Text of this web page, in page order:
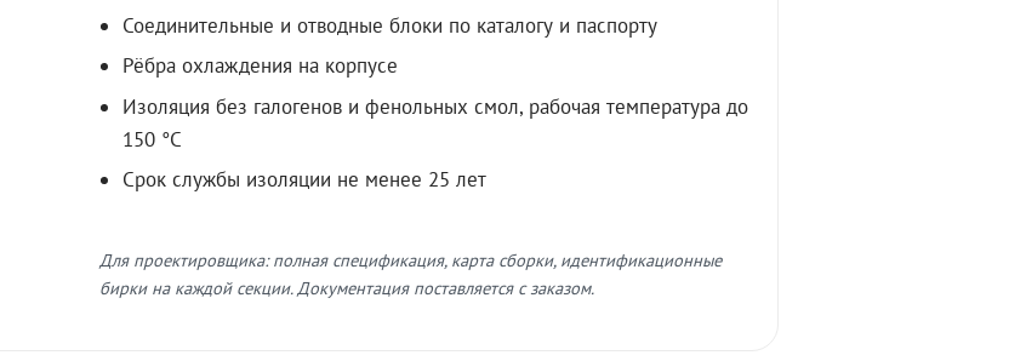
Соединительные и отводные блоки по каталогу и паспорту
Рёбра охлаждения на корпусе
Изоляция без галогенов и фенольных смол, рабочая температура до
150 °C
Срок службы изоляции не менее 25 лет
Для проектировщика: полная спецификация, карта сборки, идентификационные
бирки на каждой секции. Документация поставляется с заказом.